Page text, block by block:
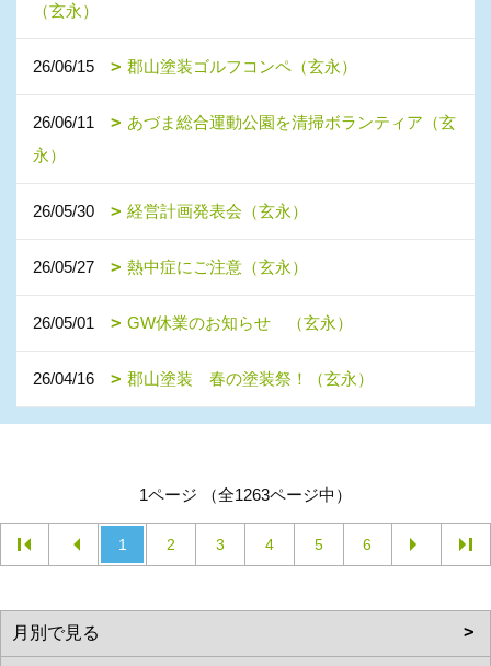
（玄永）
26/06/15 郡山塗装ゴルフコンペ（玄永）
26/06/11
あづま総合運動公園を清掃ボランティア（玄
永）
26/05/30 経営計画発表会（玄永）
26/05/27 熱中症にご注意（玄永）
26/05/01 GW休業のお知らせ （玄永）
26/04/16 郡山塗装 春の塗装祭！（玄永）
1ページ （全1263ページ中）
1 2 3 4 5 6